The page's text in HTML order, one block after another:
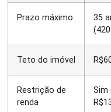
Prazo máximo
35
Teto do imóvel
Restrição de
renda
Sim